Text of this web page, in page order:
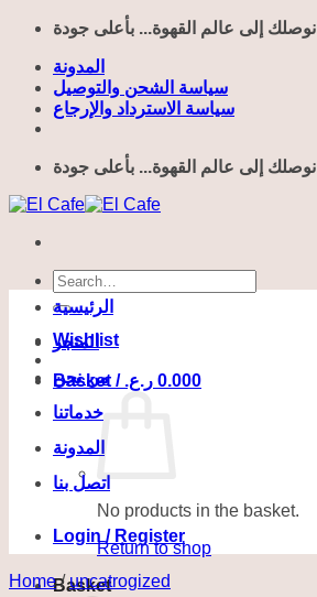
Skip
content
نوصلك إلى عالم القهوة... بأعلى جودة
المدونة
سياسة الشحن والتوصيل
سياسة الاسترداد والإرجاع
نوصلك إلى عالم القهوة... بأعلى جودة
Search
for:
Wishlist
Basket / 0.000 ر.ع.
No products in the basket.
Return to shop
Basket
الرئيسية
المتجر
من نحن
خدماتنا
المدونة
اتصل بنا
Login / Register
Home / uncatrogized